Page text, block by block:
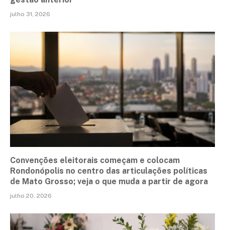
julho 31, 2026
Convenções eleitorais começam e colocam
Rondonópolis no centro das articulações políticas
de Mato Grosso; veja o que muda a partir de agora
julho 20, 2026